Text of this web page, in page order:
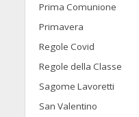
Prima Comunione
Primavera
Regole Covid
Regole della Classe
Sagome Lavoretti
San Valentino